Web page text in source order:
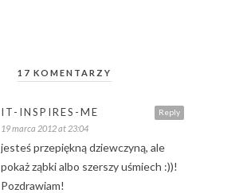
17 KOMENTARZY
Reply
IT-INSPIRES-ME
19 marca 2012 at 23:04
jesteś przepiękną dziewczyną, ale
pokaż ząbki albo szerszy uśmiech :))!
Pozdrawiam!